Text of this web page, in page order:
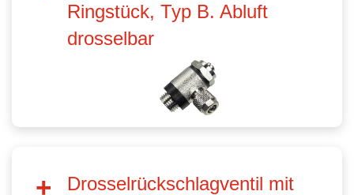
Ringstück, Typ B. Abluft
drosselbar
Drosselrückschlagventil mit